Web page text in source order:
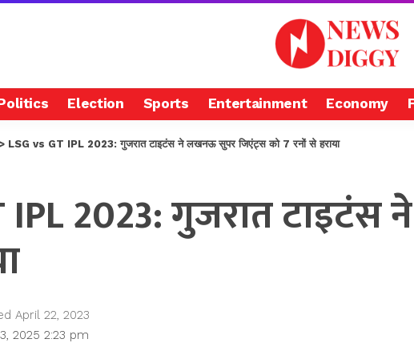
Election Sports Entertainment Economy
> LSG vs GT IPL 2023: गुजरात टाइटंस ने लखनऊ सुपर जिएंट्स को 7 रनों से हराया
IPL 2023: गुजरात
2025 2:23 pm
April 22, 2023